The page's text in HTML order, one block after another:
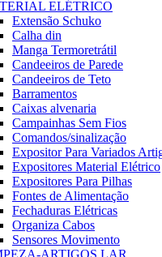
ELÉTRICO
Extensão Schuko
Calha din
Manga Termoretrátil
Candeeiros de Parede
Candeeiros de Teto
Barramentos
Caixas alvenaria
Campainhas Sem Fios
Comandos/sinalização
Expositor Para Variados
Expositores Material Elétrico
Expositores Para Pilhas
Fontes de Alimentação
Fechaduras Elétricas
Organiza Cabos
Sensores Movimento
ARTIGOS LAR